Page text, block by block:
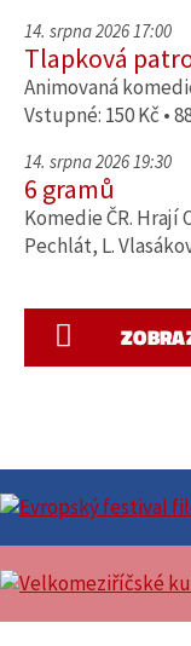
14. srpna 2026 17:00
Tlapková
Animovaná
Vstupné: 150 Kč •
14. srpna 2026 19:30
6 gramů
Komedie ČR. Hrají
Pechlát, L.